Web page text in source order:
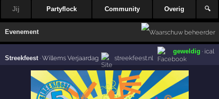
Jij Partyflock Community Overig 🔍
Evenement
Streekfeest·Willems Verjaardag streekfeest.nl
geweldig · ical